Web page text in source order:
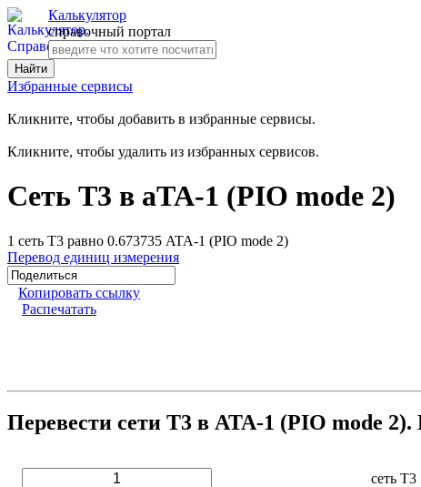
Калькулятор
справочный портал
Избранные сервисы
Кликните, чтобы добавить в избранные сервисы.
Кликните, чтобы удалить из избранных сервисов.
Сеть T3 в aTA-1 (PIO mode 2)
1 сеть T3 равно 0.673735 ATA-1 (PIO mode 2)
Перевод единиц измерения
Копировать ссылку
Распечатать
Перевести сети T3 в ATA-1 (PIO mode
сеть T3